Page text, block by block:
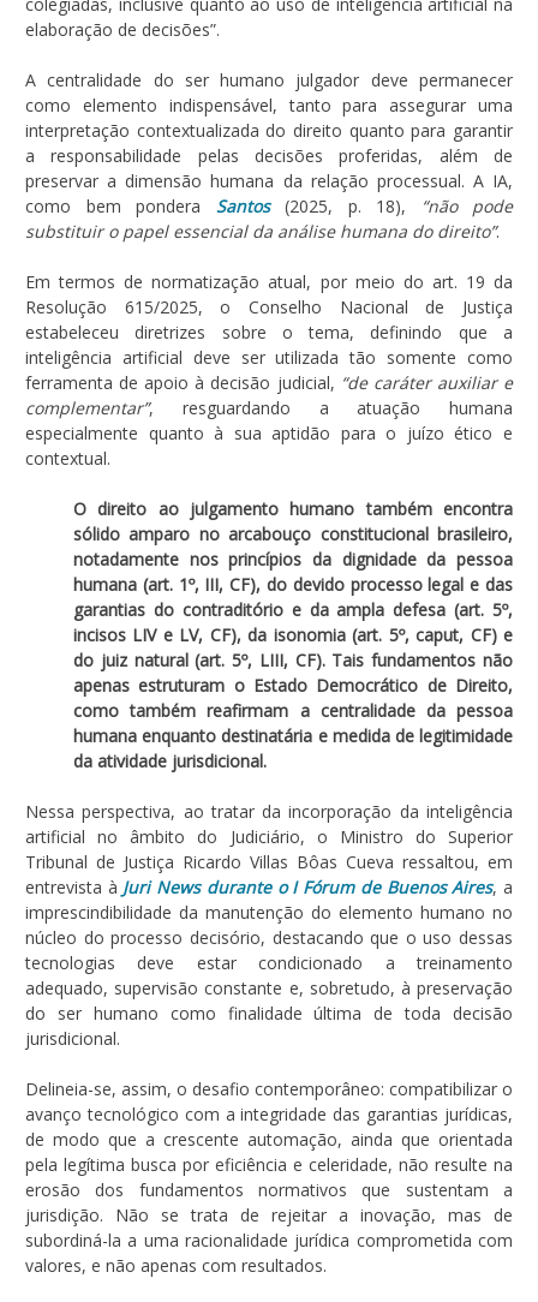
elaboração de decisões”.
A centralidade do ser humano julgador deve permanecer
como elemento indispensável, tanto para assegurar uma
interpretação contextualizada do direito quanto para garantir
a responsabilidade pelas decisões proferidas, além de
preservar a dimensão humana da relação processual. A IA,
como bem pondera Santos(2025, p. 18),
“não pode
substituir o papel essencial da análise humana do direito”.
Em termos de normatização atual, por meio do art. 19 da
Resolução 615/2025, o Conselho Nacional de Justiça
estabeleceu diretrizes sobre o tema, definindo que a
inteligência artificial deve ser utilizada tão somente como
ferramenta de apoio à decisão judicial, “de caráter auxiliar e
complementar”, resguardando a atuação humana
especialmente quanto à sua aptidão para o juízo ético e
contextual.
O direito ao julgamento humano também encontra
sólido amparo no arcabouço constitucional brasileiro,
notadamente nos princípios da dignidade da pessoa
humana (art. 1º, III, CF), do devido processo legal e das
garantias do contraditório e da ampla defesa (art. 5º,
incisos LIV e LV, CF), da isonomia (art. 5º, caput, CF) e
do juiz natural (art. 5º, LIII, CF). Tais fundamentos não
apenas estruturam o Estado Democrático de Direito,
como também reafirmam a centralidade da pessoa
humana enquanto destinatária e medida de legitimidade
da atividade jurisdicional.
Nessa perspectiva, ao tratar da incorporação da inteligência
artificial no âmbito do Judiciário, o Ministro do Superior
Tribunal de Justiça Ricardo Villas Bôas Cueva ressaltou, em
entrevista à Juri News durante o I Fórum de Buenos Aires, a
imprescindibilidade da manutenção do elemento humano no
núcleo do processo decisório, destacando que o uso dessas
tecnologias deve estar condicionado a treinamento
adequado, supervisão constante e, sobretudo, à preservação
do ser humano como finalidade última de toda decisão
jurisdicional.
Delineia-se, assim, o desafio contemporâneo: compatibilizar o
avanço tecnológico com a integridade das garantias jurídicas,
de modo que a crescente automação, ainda que orientada
pela legítima busca por eficiência e celeridade, não resulte na
erosão dos fundamentos normativos que sustentam a
jurisdição. Não se trata de rejeitar a inovação, mas de
subordiná-la a uma racionalidade jurídica comprometida com
valores, e não apenas com resultados.